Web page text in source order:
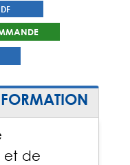
et de